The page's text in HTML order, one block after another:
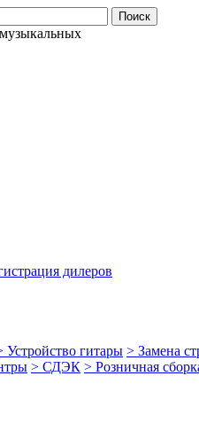
дилеров
Устройство гитары > Замена
> СДЭК > Розничная